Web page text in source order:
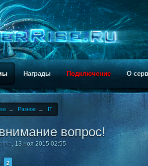
Награды Подключение О
→ Разное → IT
вопрос!
, 13 ноя 2015 02:55
2